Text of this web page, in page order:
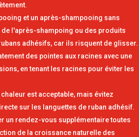
et un après-shampooing sans
l'après-shampoing ou des produits
adhésifs, car ils risquent de glisser.
des pointes aux racines avec une
en tenant les racines pour éviter les
est acceptable, mais évitez
sur les languettes de ruban adhésif.
un rendez-vous supplémentaire toutes
de la croissance naturelle des